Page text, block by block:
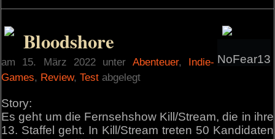
NoFear13
Bloodshore
am 15. März 2022 unter Abenteuer, Indie-
Games, Review,Test abgelegt
Story:
Es geht um die Fernsehshow Kill/Stream, die in ihre
13. Staffel geht. In Kill/Stream treten 50 Kandidaten